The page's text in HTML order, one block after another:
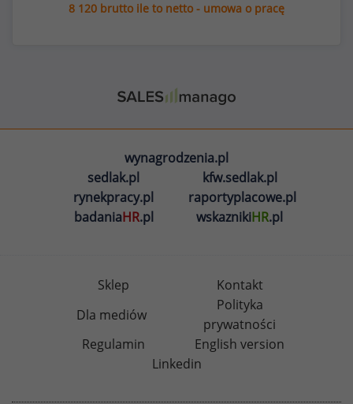
8 120 brutto ile to netto - umowa o pracę
wynagrodzenia.pl
sedlak.pl
kfw.sedlak.pl
rynekpracy.pl
raportyplacowe.pl
badaniaHR.pl wskaznikiHR.pl
Sklep
Kontakt
Dla mediów
Polityka
prywatności
Regulamin
English version
Linkedin